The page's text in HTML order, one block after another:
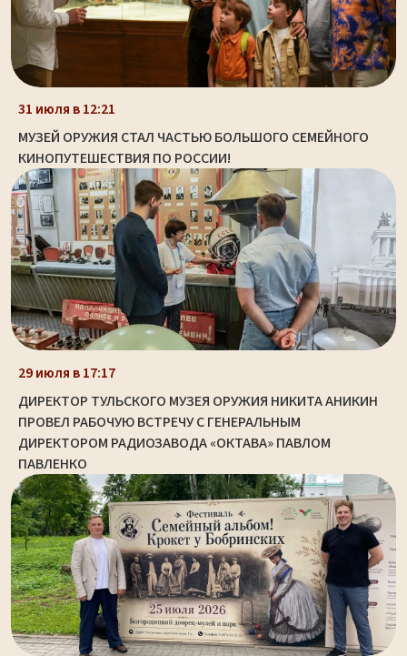
31 июля в 12:21
МУЗЕЙ ОРУЖИЯ СТАЛ ЧАСТЬЮ БОЛЬШОГО СЕМЕЙНОГО
КИНОПУТЕШЕСТВИЯ ПО РОССИИ!
29 июля в 17:17
ДИРЕКТОР ТУЛЬСКОГО МУЗЕЯ ОРУЖИЯ НИКИТА АНИКИН
ПРОВЕЛ РАБОЧУЮ ВСТРЕЧУ С ГЕНЕРАЛЬНЫМ
ДИРЕКТОРОМ РАДИОЗАВОДА «ОКТАВА» ПАВЛОМ
ПАВЛЕНКО